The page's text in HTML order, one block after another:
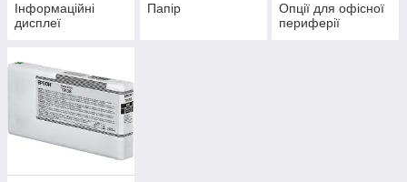
Інформаційні
дисплеї
Папір
Опції для офісної
периферії